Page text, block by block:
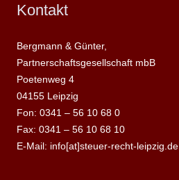
Kontakt
Bergmann & Günter,
Partnerschaftsgesellschaft mbB
Poetenweg 4
04155 Leipzig
Fon: 0341 – 56 10 68 0
Fax: 0341 – 56 10 68 10
E-Mail: info[at]steuer-recht-leipzig.de